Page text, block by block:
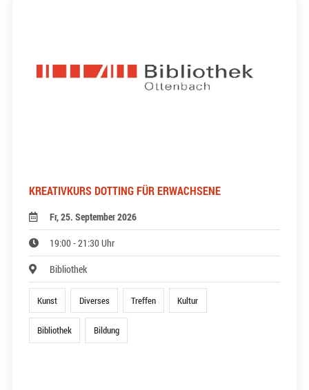
KREATIVKURS DOTTING FÜR ERWACHSENE
Fr, 25. September 2026
19:00 - 21:30 Uhr
Bibliothek
Kunst Diverses Treffen Kultur
Bibliothek Bildung